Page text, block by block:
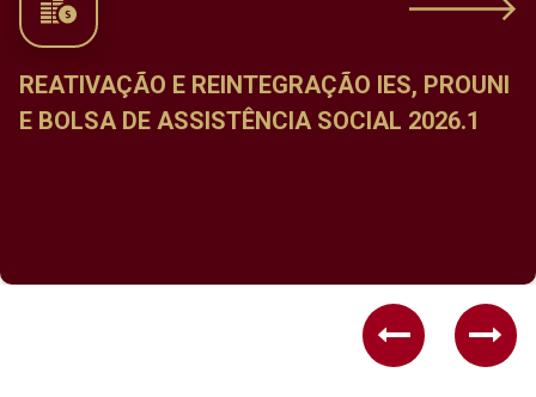
REATIVAÇÃO E REINTEGRAÇÃO IES, PROUNI
E BOLSA DE ASSISTÊNCIA SOCIAL 2026.1
Previous